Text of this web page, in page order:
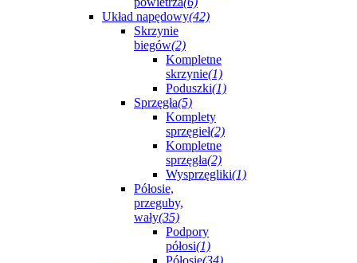
Układ napędowy(42)
Skrzynie
biegów(2)
Kompletne
skrzynie(1)
Poduszki(1)
Sprzęgła(5)
Komplety
sprzęgieł(2)
Kompletne
sprzęgła(2)
Wysprzęgliki(1)
Półosie,
przeguby,
wały(35)
Podpory
półosi(1)
Półosie(34)